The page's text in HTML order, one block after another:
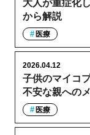
大人が重症化
から解説
医療
子供のマイコ
不安な親への
2026.04.12
医療